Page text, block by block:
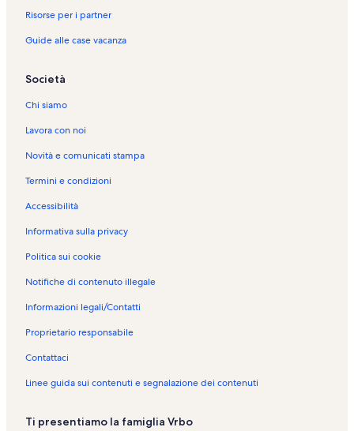
Risorse per i partner
Guide alle case vacanza
Società
Chi siamo
Lavora con noi
Novità e comunicati stampa
Termini e condizioni
Accessibilità
Informativa sulla privacy
Politica sui cookie
Notifiche di contenuto illegale
Informazioni legali/Contatti
Proprietario responsabile
Contattaci
Linee guida sui contenuti e segnalazione dei contenuti
Ti presentiamo la famiglia Vrbo